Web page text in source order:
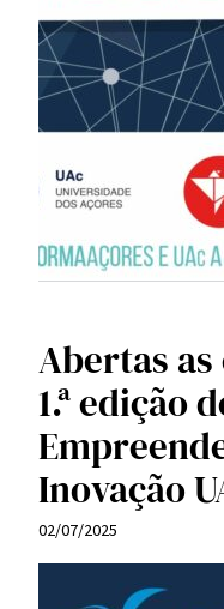
Abertas
1.ª edição
Inovação
02/07/2025